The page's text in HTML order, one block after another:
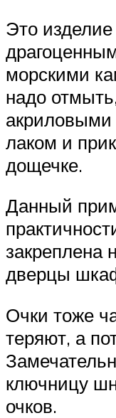
Это
морскими
надо
акриловыми
лаком и
дощечке.
Данный
закреплена
дверцы
Очки тоже
теряют, а
ключницу
очков.